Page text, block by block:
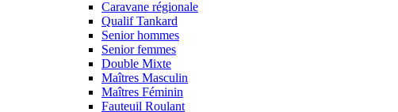
Caravane régionale
Qualif Tankard
Senior hommes
Senior femmes
Double Mixte
Maîtres Masculin
Maîtres Féminin
Fauteuil Roulant